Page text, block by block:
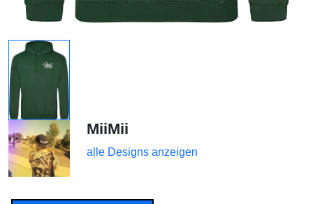
MiiMii
alle Designs anzeigen